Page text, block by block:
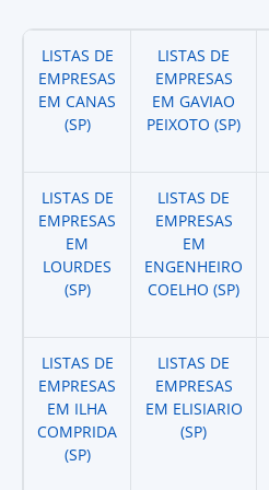
LISTAS DE
EMPRESAS
EM CANAS
(SP)
LISTAS DE
EMPRESAS
EM GAVIAO
PEIXOTO (SP)
LISTAS DE
EMPRESAS
EM
LOURDES
(SP)
LISTAS DE
EMPRESAS
EM
ENGENHEIRO
COELHO (SP)
LISTAS DE
EMPRESAS
EM ILHA
COMPRIDA
(SP)
LISTAS DE
EMPRESAS
EM ELISIARIO
(SP)